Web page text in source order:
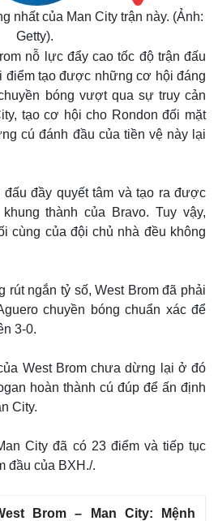
Multimedia
Video
nhất của Man City trận này. (Ảnh:
Getty).
nỗ lực đẩy cao tốc độ trận đấu
điểm tạo được những cơ hội đáng
bóng vượt qua sự truy cản
tạo cơ hội cho Rondon đối mặt
cú đánh đầu của tiền vệ này lại
đấu đầy quyết tâm và tạo ra được
thành của Bravo. Tuy vậy,
cùng của đội chủ nhà đều không
rút ngắn tỷ số, West Brom đã phải
chuyền bóng chuẩn xác để
3-0.
West Brom chưa dừng lại ở đó
hoàn thành cú đúp để ấn định
City.
City đã có 23 điểm và tiếp tục
đầu của BXH./.
Brom – Man City: Mệnh